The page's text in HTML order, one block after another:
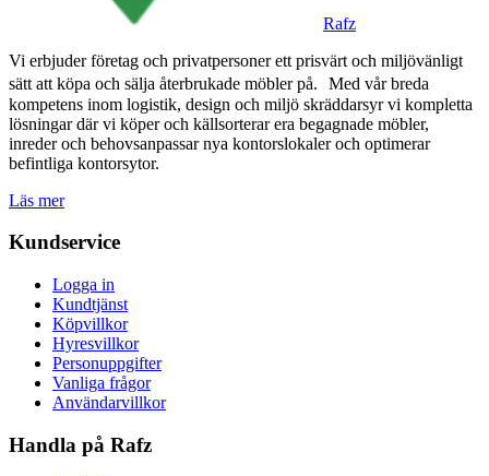
Rafz
Vi erbjuder företag och privatpersoner ett prisvärt och miljövänligt
sätt att köpa och sälja återbrukade möbler på. Med vår breda
kompetens inom logistik, design och miljö skräddarsyr vi kompletta
lösningar där vi köper och källsorterar era begagnade möbler,
inreder och behovsanpassar nya kontorslokaler och optimerar
befintliga kontorsytor.
Läs mer
Kundservice
Logga in
Kundtjänst
Köpvillkor
Hyresvillkor
Personuppgifter
Vanliga frågor
Användarvillkor
Handla på Rafz